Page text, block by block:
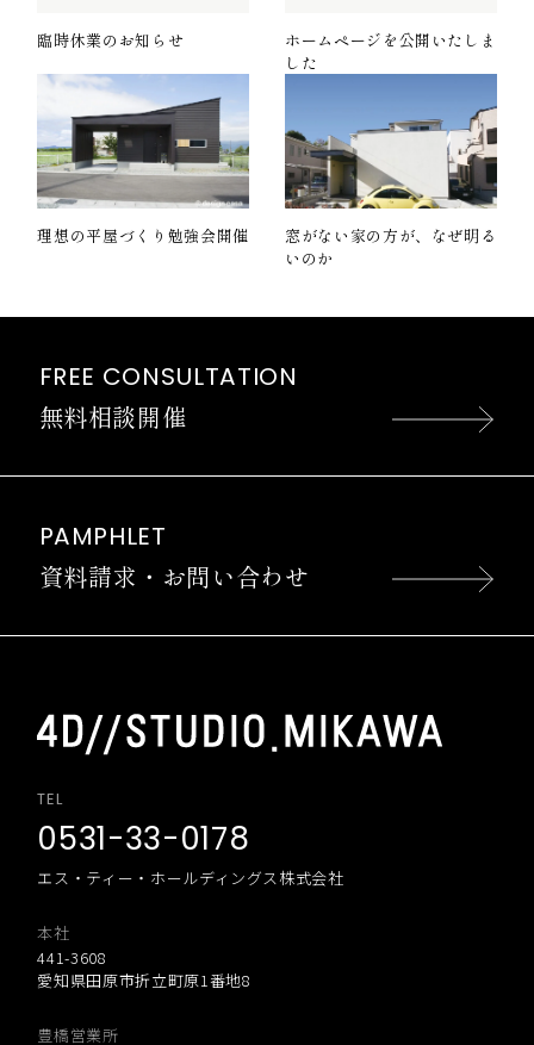
臨時休業のお知らせ
ホームページを公開いたしま
した
理想の平屋づくり勉強会開催
窓がない家の方が、なぜ明る
いのか
FREE CONSULTATION
無料相談開催
PAMPHLET
資料請求・お問い合わせ
TEL
0531-33-0178
エス・ティー・ホールディングス株式会社
本社
441-3608
愛知県田原市折立町原1番地8
豊橋営業所